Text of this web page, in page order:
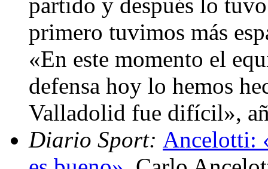
primero tuvimos más
«En este momento el
defensa hoy lo hemos
Valladolid fue difícil»,
Diario Sport: Ancelotti: